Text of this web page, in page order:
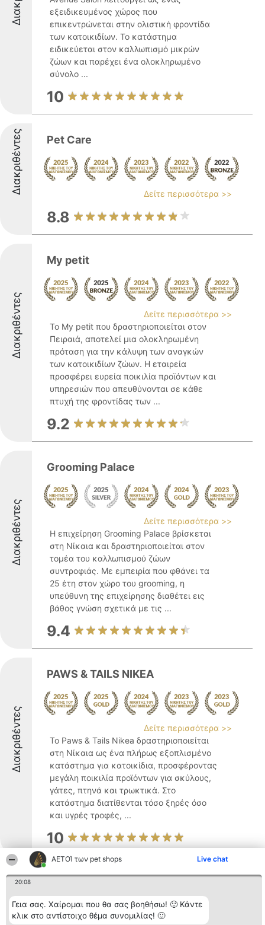
ΑΕΤΟΊ των pet shops Live chat
20:08
Γεια σας. Χαίρομαι που θα σας βοηθήσω! 🙂 Κάντε
κλικ στο αντίστοιχο θέμα συνομιλίας! 🙂
εξειδικευμένος χώρος που
επικεντρώνεται στην ολιστική φροντίδα
των κατοικιδίων. Το κατάστημα
ειδικεύεται στον καλλωπισμό μικρών
ζώων και παρέχει ένα ολοκληρωμένο
σύνολο ...
10
Διακριθέντες Pet Care
Δείτε περισσότερα >>
8.8
Διακριθέντες
My petit
Δείτε περισσότερα >>
Το My petit που δραστηριοποιείται στον
Πειραιά, αποτελεί μια ολοκληρωμένη
πρόταση για την κάλυψη των αναγκών
των κατοικιδίων ζώων. Η εταιρεία
προσφέρει ευρεία ποικιλία προϊόντων και
υπηρεσιών που απευθύνονται σε κάθε
πτυχή της φροντίδας των ...
9.2
Διακριθέντες
Grooming Palace
Δείτε περισσότερα >>
Η επιχείρηση Grooming Palace βρίσκεται
στη Νίκαια και δραστηριοποιείται στον
τομέα του καλλωπισμού ζώων
συντροφιάς. Με εμπειρία που φθάνει τα
25 έτη στον χώρο του grooming, η
υπεύθυνη της επιχείρησης διαθέτει εις
βάθος γνώση σχετικά με τις ...
9.4
Διακριθέντες
PAWS & TAILS NIKEA
Δείτε περισσότερα >>
Το Paws & Tails Nikea δραστηριοποιείται
στη Νίκαια ως ένα πλήρως εξοπλισμένο
κατάστημα για κατοικίδια, προσφέροντας
μεγάλη ποικιλία προϊόντων για σκύλους,
γάτες, πτηνά και τρωκτικά. Στο
κατάστημα διατίθενται τόσο ξηρές όσο
και υγρές τροφές, ...
10
Διακριθέντες Animall